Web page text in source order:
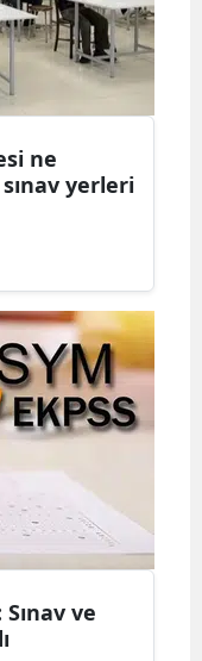
ne
sınav yerleri
ve